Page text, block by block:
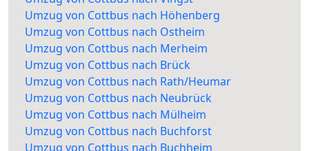
Umzug von Cottbus nach Höhenberg
Umzug von Cottbus nach Ostheim
Umzug von Cottbus nach Merheim
Umzug von Cottbus nach Brück
Umzug von Cottbus nach Rath/Heumar
Umzug von Cottbus nach Neubrück
Umzug von Cottbus nach Mülheim
Umzug von Cottbus nach Buchforst
Umzug von Cottbus nach Buchheim